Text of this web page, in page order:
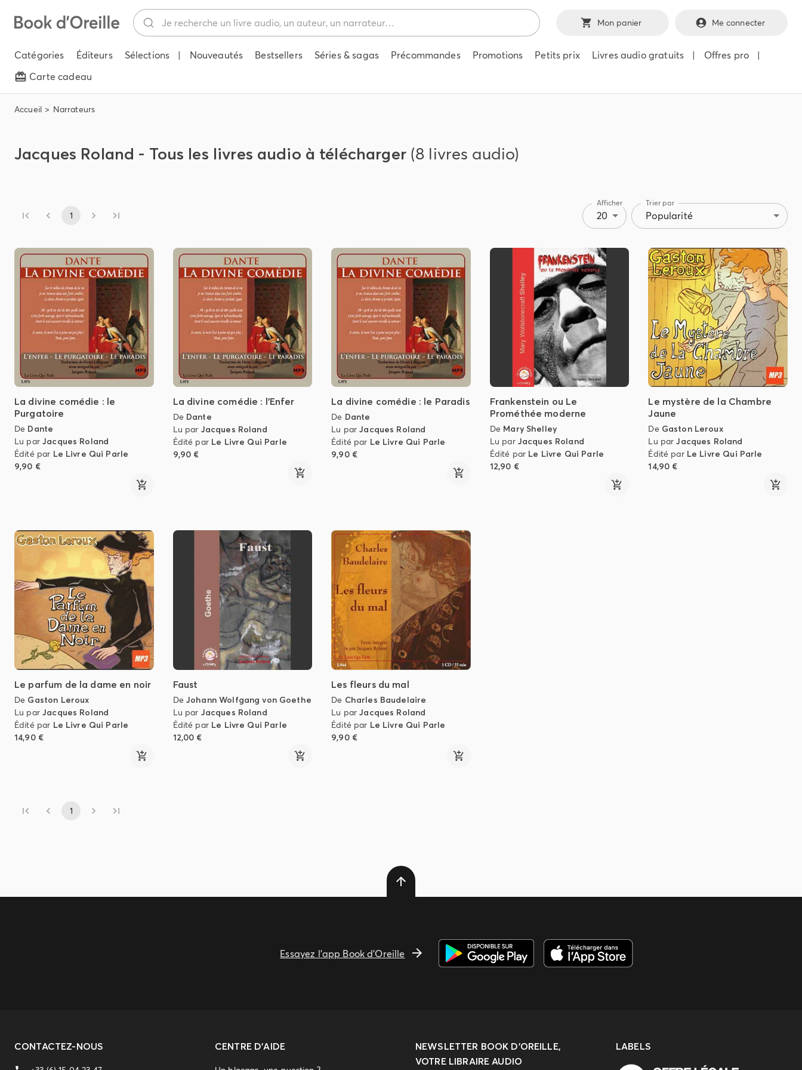
Mon panier Me connecter
Catégories Éditeurs Sélections | Nouveautés Bestsellers Séries & sagas Précommandes Promotions Petits prix Livres audio gratuits | Offres pro
|
Carte cadeau
Accueil Narrateurs
Jacques Roland - Tous les livres audio à télécharger (8 livres audio)
1
Afficher
20
Trier par
Popularité
La divine comédie : le
Purgatoire
De Dante
Lu parJacques Roland
Édité par Le Livre Qui Parle
9,90 €
La divine comédie : l'Enfer
De Dante
Lu par Jacques Roland
Édité par Le Livre Qui Parle
9,90 €
La divine comédie : le Paradis
De Dante
Lu parJacques Roland
Édité par Le Livre Qui Parle
9,90 €
Frankenstein ou Le
Prométhée moderne
De Mary Shelley
Lu par Jacques Roland
Édité par Le Livre Qui Parle
12,90 €
Le mystère de la Chambre
Jaune
De Gaston Leroux
Lu parJacques Roland
Édité par Le Livre Qui Parle
14,90 €
Le parfum de la dame en noir
De Gaston Leroux
Lu parJacques Roland
Édité par Le Livre Qui Parle
14,90 €
Faust
DeJohann Wolfgang von Goethe
Lu par Jacques Roland
Édité par Le Livre Qui Parle
12,00 €
Les fleurs du mal
De Charles Baudelaire
Lu parJacques Roland
Édité par Le Livre Qui Parle
9,90 €
1
Essayez l'app Book d'Oreille
CONTACTEZ-NOUS CENTRE D'AIDE NEWSLETTER BOOK D’OREILLE,
VOTRE LIBRAIRE AUDIO
LABELS